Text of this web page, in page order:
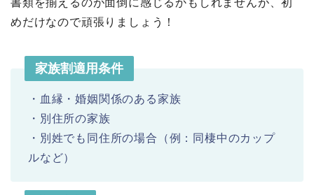
書類を揃えるのが面倒に感じるかもしれませんが、初
めだけなので頑張りましょう！
家族割適用条件
・血縁・婚姻関係のある家族
・別住所の家族
・別姓でも同住所の場合（例：同棲中のカップ
ルなど）